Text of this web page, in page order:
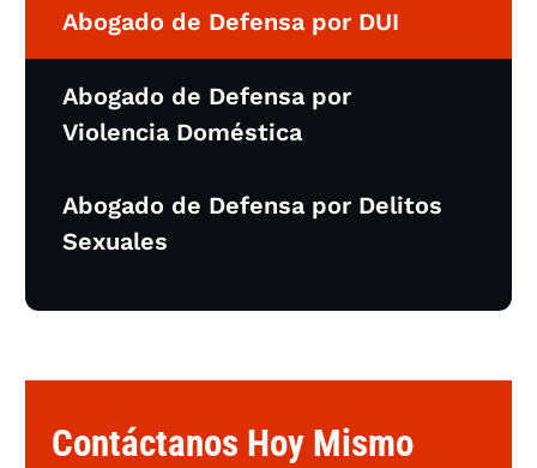
Abogado de Defensa por DUI
Abogado de Defensa por
Violencia Doméstica
Abogado de Defensa por Delitos
Sexuales
Contáctanos Hoy Mismo